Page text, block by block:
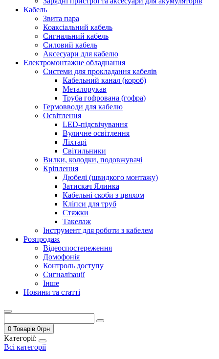
Кабель
Звита пара
Коаксіальний кабель
Сигнальний кабель
Силовий кабель
Аксесуари для кабелю
Електромонтажне обладнання
Системи для прокладання кабелів
Кабельний канал (короб)
Металорукав
Труба гофрована (гофра)
Гермовводи для кабелю
Освітлення
LED-підсвічування
Вуличне освітлення
Ліхтарі
Світильники
Вилки, колодки, подовжувачі
Кріплення
Дюбелі (швидкого монтажу)
Затискач Ялинка
Кабельні скоби з цвяхом
Кліпси для труб
Стяжки
Такелаж
Інструмент для роботи з кабелем
Розпродаж
Відеоспостереження
Домофонія
Контроль доступу
Сигналізації
Інше
Новини та статті
0 Товарів 0грн
Категорії:
Всі категорії